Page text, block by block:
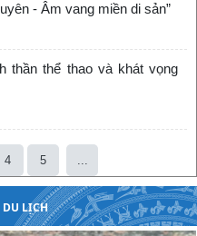
- Âm vang miền di sản”
thần thể thao và khát vọng
4 5 ...
LỊCH
giao hưởng giữa thiên nhiên